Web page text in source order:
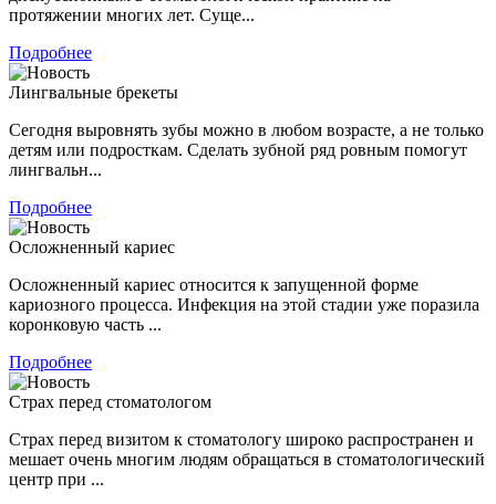
протяжении многих лет. Суще...
Подробнее
Лингвальные брекеты
Сегодня выровнять зубы можно в любом возрасте, а не только
детям или подросткам. Сделать зубной ряд ровным помогут
лингвальн...
Подробнее
Осложненный кариес
Осложненный кариес относится к запущенной форме
кариозного процесса. Инфекция на этой стадии уже поразила
коронковую часть ...
Подробнее
Страх перед стоматологом
Страх перед визитом к стоматологу широко распространен и
мешает очень многим людям обращаться в стоматологический
центр при ...